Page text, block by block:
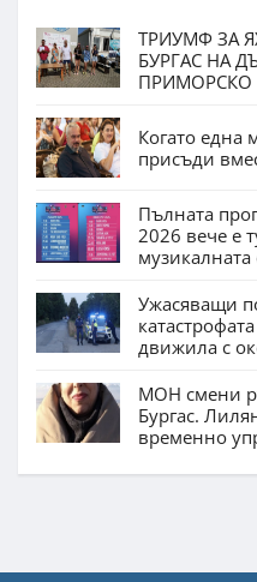
ТРИУМФ ЗА
БУРГАС НА
ПРИМОРСКО
Когато
присъди
Пълната
2026 вече е
музикалната
Ужасяващи
движила с
МОН смени
Бургас.
временно